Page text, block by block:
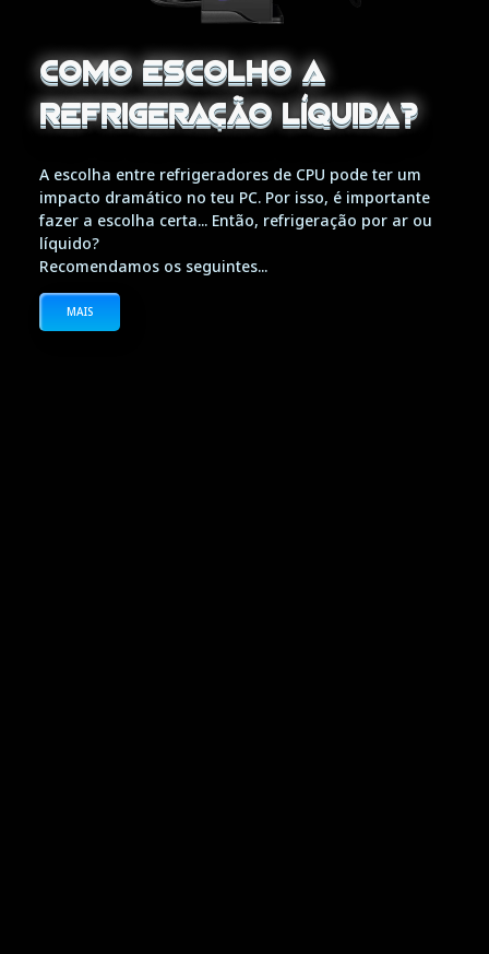
Como escolho a
refrigeração líquida?
A escolha entre refrigeradores de CPU pode ter um
impacto dramático no teu PC. Por isso, é importante
fazer a escolha certa... Então, refrigeração por ar ou
líquido?
Recomendamos os seguintes...
MAIS